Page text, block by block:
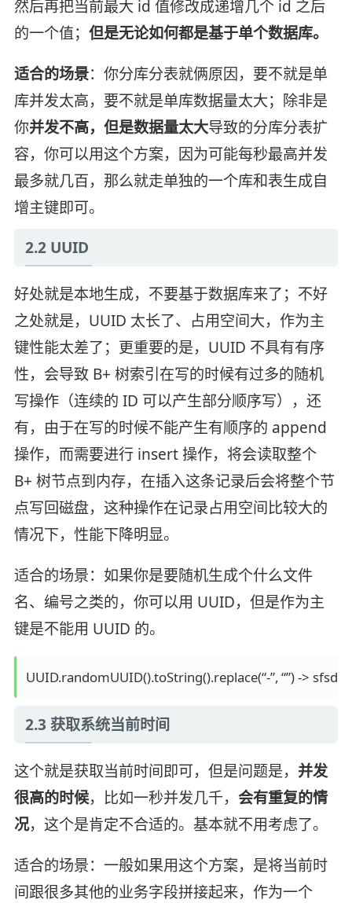
然后再把当前最大 id 值修改成递增几个 id 之后
的一个值； 但是无论如何都是基于单个数据库。
适合的场景：你分库分表就俩原因，要不就是单
库并发太高，要不就是单库数据量太大；除非是
你并发不高，但是数据量太大导致的分库分表扩
容，你可以用这个方案，因为可能每秒最高并发
最多就几百，那么就走单独的一个库和表生成自
增主键即可。
2.2 UUID
好处就是本地生成，不要基于数据库来了；不好
之处就是，UUID 太长了、占用空间大，作为主
键性能太差了；更重要的是，UUID 不具有有序
性，会导致 B+ 树索引在写的时候有过多的随机
写操作（连续的 ID 可以产生部分顺序写），还
有，由于在写的时候不能产生有顺序的 append
操作，而需要进行 insert 操作，将会读取整个
B+ 树节点到内存，在插入这条记录后会将整个节
点写回磁盘，这种操作在记录占用空间比较大的
情况下，性能下降明显。
适合的场景：如果你是要随机生成个什么文件
名、编号之类的，你可以用 UUID，但是作为主
键是不能用 UUID 的。
UUID.randomUUID().toString().replace(“-”, “”) ->
2.3 获取系统当前时间
这个就是获取当前时间即可，但是问题是， 并发
很高的时候，比如一秒并发几千， 会有重复的情
况，这个是肯定不合适的。基本就不用考虑了。
适合的场景：一般如果用这个方案，是将当前时
间跟很多其他的业务字段拼接起来，作为一个